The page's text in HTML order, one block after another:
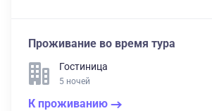
Проживание во время тура
Гостиница
5 ночей
К проживанию